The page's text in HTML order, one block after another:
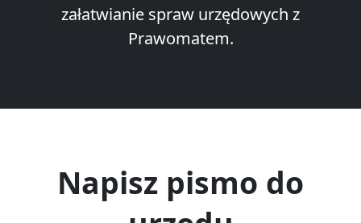
załatwianie spraw urzędowych z
Prawomatem.
Napisz pismo do